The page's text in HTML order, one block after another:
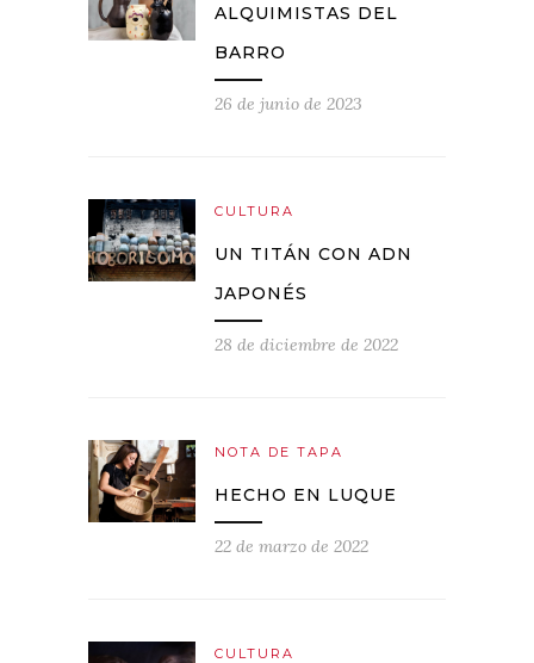
ALQUIMISTAS DEL
BARRO
26 de junio de 2023
CULTURA
UN TITÁN CON ADN
JAPONÉS
28 de diciembre de 2022
NOTA DE TAPA
HECHO EN LUQUE
22 de marzo de 2022
CULTURA